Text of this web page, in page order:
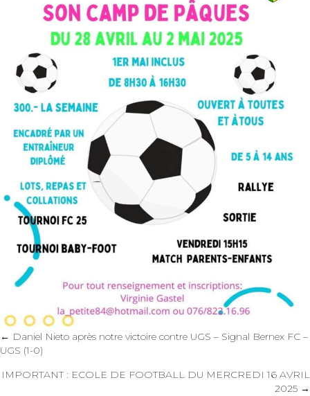
Posts
← Daniel Nieto après notre victoire contre UGS – Signal Bernex FC –
UGS (1-0)
IMPORTANT : ECOLE DE FOOTBALL DU MERCREDI 16 AVRIL
2025 →